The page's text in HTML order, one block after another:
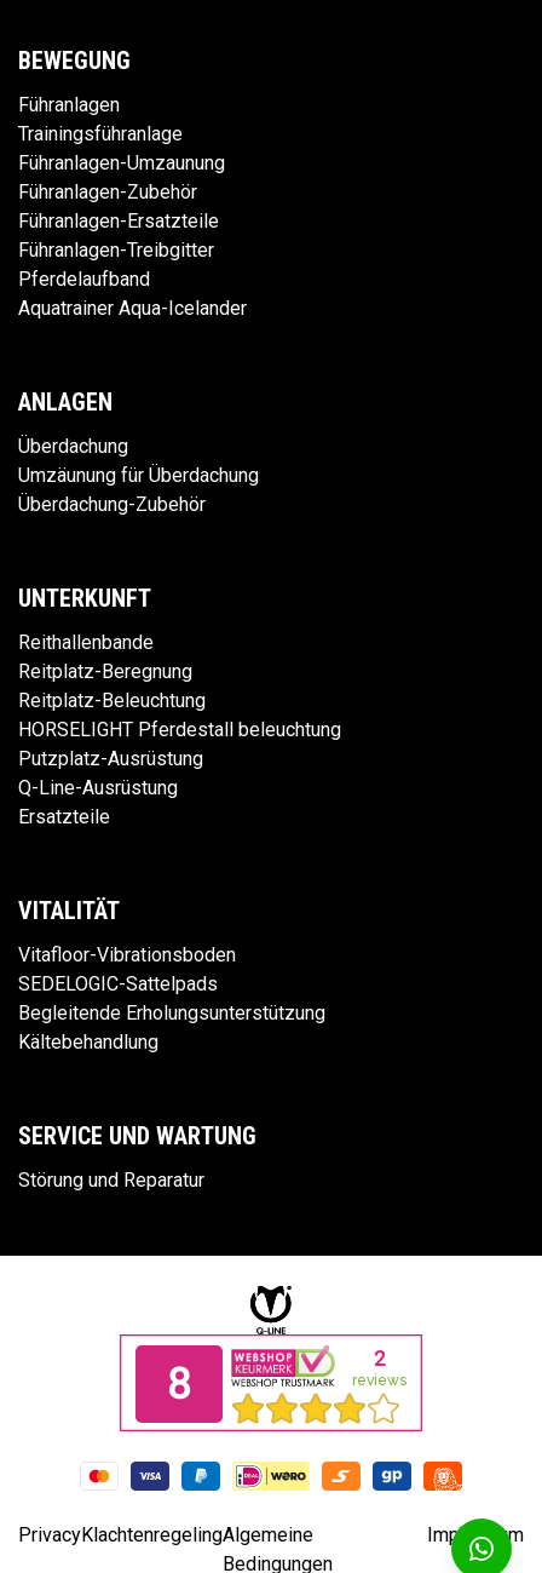
BEWEGUNG
Führanlagen
Trainingsführanlage
Führanlagen-Umzaunung
Führanlagen-Zubehör
Führanlagen-Ersatzteile
Führanlagen-Treibgitter
Pferdelaufband
Aquatrainer Aqua-Icelander
ANLAGEN
Überdachung
Umzäunung für Überdachung
Überdachung-Zubehör
UNTERKUNFT
Reithallenbande
Reitplatz-Beregnung
Reitplatz-Beleuchtung
HORSELIGHT Pferdestall beleuchtung
Putzplatz-Ausrüstung
Q-Line-Ausrüstung
Ersatzteile
VITALITÄT
Vitafloor-Vibrationsboden
SEDELOGIC-Sattelpads
Begleitende Erholungsunterstützung
Kältebehandlung
SERVICE UND WARTUNG
Störung und Reparatur
PrivacyKlachtenregelingAlgemeine
Bedingungen
Impressum